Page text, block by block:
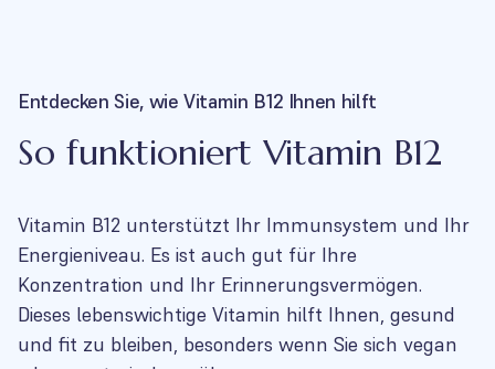
Entdecken Sie, wie Vitamin B12 Ihnen hilft
So funktioniert Vitamin B12
Vitamin B12 unterstützt Ihr Immunsystem und Ihr
Energieniveau. Es ist auch gut für Ihre
Konzentration und Ihr Erinnerungsvermögen.
Dieses lebenswichtige Vitamin hilft Ihnen, gesund
und fit zu bleiben, besonders wenn Sie sich vegan